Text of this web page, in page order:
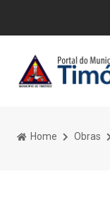
Home Obras